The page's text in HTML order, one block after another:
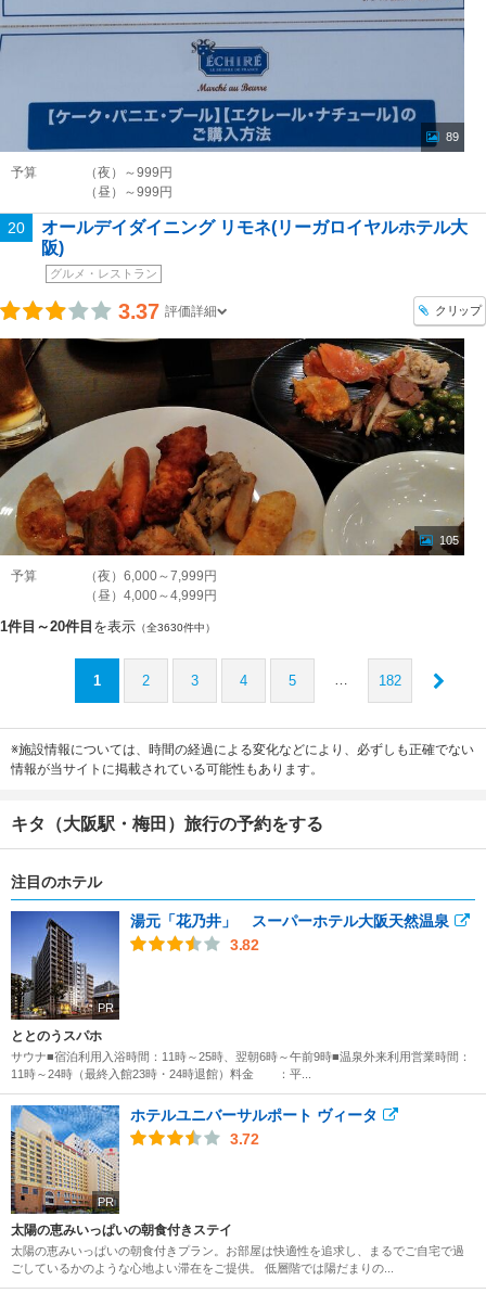
89
予算
（夜）～999円
（昼）～999円
20
オールデイダイニング リモネ(リーガロイヤルホテル大
阪)
グルメ・レストラン
3.37 評価詳細 クリップ
105
予算
（夜）6,000～7,999円
（昼）4,000～4,999円
1件目～20件目 を表示 （全3630件中）
1 2 3 4 5 182
※施設情報については、時間の経過による変化などにより、必ずしも正確でない
情報が当サイトに掲載されている可能性もあります。
キタ（大阪駅・梅田）旅行の予約をする
注目のホテル
PR
湯元「花乃井」 スーパーホテル大阪天然温泉
3.82
ととのうスパホ
サウナ■宿泊利用入浴時間：11時～25時、翌朝6時～午前9時■温泉外来利用営業時間：
11時～24時（最終入館23時・24時退館）料金 ：平...
PR
ホテルユニバーサルポート ヴィータ
3.72
太陽の恵みいっぱいの朝食付きステイ
太陽の恵みいっぱいの朝食付きプラン。お部屋は快適性を追求し、まるでご自宅で過
ごしているかのような心地よい滞在をご提供。 低層階では陽だまりの...